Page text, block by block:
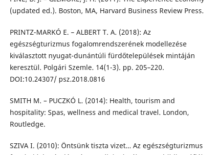
(updated ed.). Boston, MA, Harvard Business Review Press.
PRINTZ-MARKÓ E. – ALBERT T. A. (2018): Az
egészségturizmus fogalomrendszerének modellezése
kiválasztott nyugat-dunántúli fürdőtelepülések mintáján
keresztül. Polgári Szemle. 14(1-3). pp. 205–220.
DOI:10.24307/ psz.2018.0816
SMITH M. – PUCZKÓ L. (2014): Health, tourism and
hospitality: Spas, wellness and medical travel. London,
Routledge.
SZIVA I. (2010): Öntsünk tiszta vizet… Az egészségturizmus